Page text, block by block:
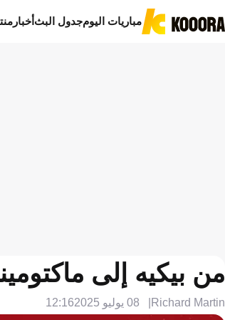
مباريات اليومجدول البثأخبار
من بيكيه إلى
Richard Martin 08 يوليو 2025 12:16